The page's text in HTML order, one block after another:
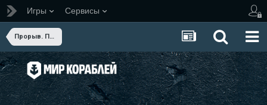
Игры Сервисы
Прорыв. Потасовка 2.0